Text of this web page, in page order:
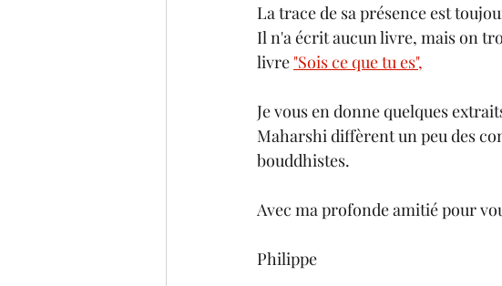
La trace de sa présence est
Il n'a écrit aucun livre, mais on
livre "Sois ce que tu es",
Je vous en donne quelques
Maharshi diffèrent un peu des
bouddhistes.
Avec ma profonde amitié pour
Philippe